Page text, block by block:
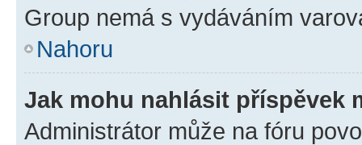
Group nemá s vydáváním
Nahoru
Jak mohu nahlásit příspěvek
Administrátor může na fóru